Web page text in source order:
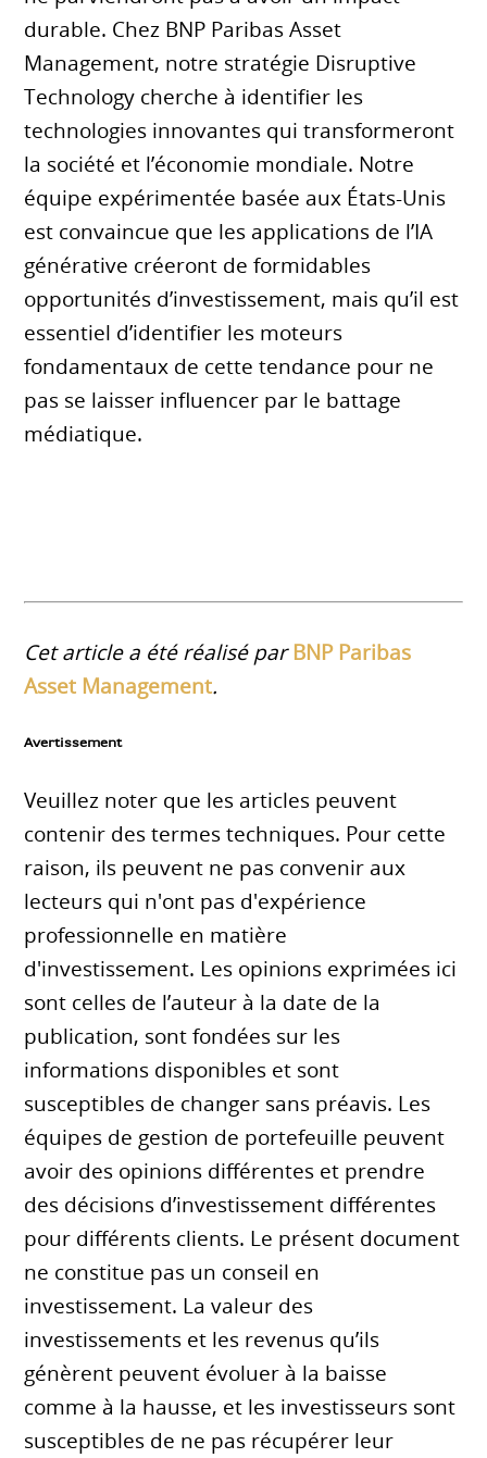
durable. Chez BNP Paribas Asset
Management, notre stratégie Disruptive
Technology cherche à identifier les
technologies innovantes qui transformeront
la société et l’économie mondiale. Notre
équipe expérimentée basée aux États-Unis
est convaincue que les applications de l’IA
générative créeront de formidables
opportunités d’investissement, mais qu’il est
essentiel d’identifier les moteurs
fondamentaux de cette tendance pour ne
pas se laisser influencer par le battage
médiatique.
Cet article a été réalisé parBNP Paribas
Asset Management.
Avertissement
Veuillez noter que les articles peuvent
contenir des termes techniques. Pour cette
raison, ils peuvent ne pas convenir aux
lecteurs qui n'ont pas d'expérience
professionnelle en matière
d'investissement. Les opinions exprimées ici
sont celles de l’auteur à la date de la
publication, sont fondées sur les
informations disponibles et sont
susceptibles de changer sans préavis. Les
équipes de gestion de portefeuille peuvent
avoir des opinions différentes et prendre
des décisions d’investissement différentes
pour différents clients. Le présent document
ne constitue pas un conseil en
investissement. La valeur des
investissements et les revenus qu’ils
génèrent peuvent évoluer à la baisse
comme à la hausse, et les investisseurs sont
susceptibles de ne pas récupérer leur